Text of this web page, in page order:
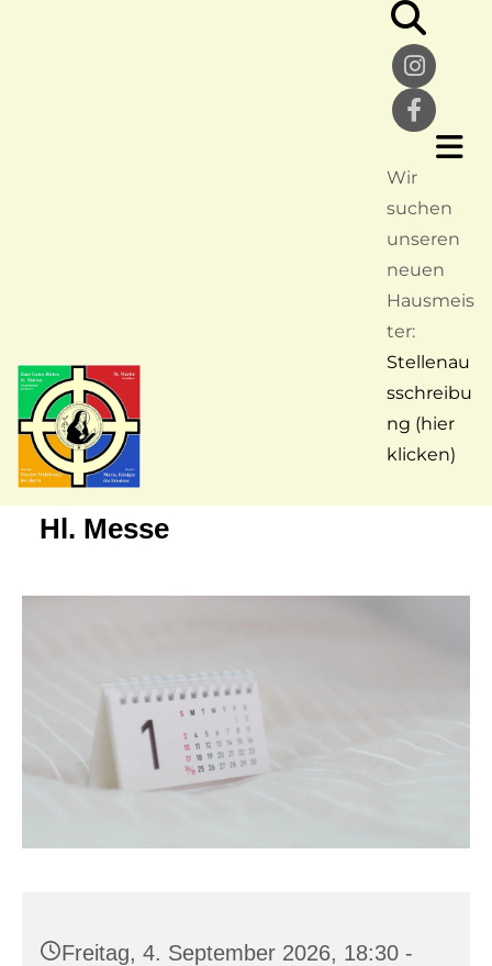
Wir
suchen
unseren
neuen
Hausmeis
ter:
Stellenau
sschreibu
ng (hier
klicken)
Hl. Messe
Freitag, 4. September 2026, 18:30 -